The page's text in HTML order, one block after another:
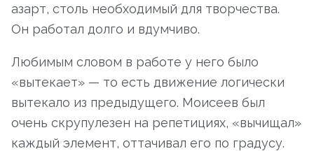
азарт, столь необходимый для творчества.
Он работал долго и вдумчиво.
Любимым словом в работе у него было
«вытекает» — то есть движение логически
вытекало из предыдущего. Моисеев был
очень скрупулезен на репетициях, «вычищал»
каждый элемент, оттачивал его по градусу.